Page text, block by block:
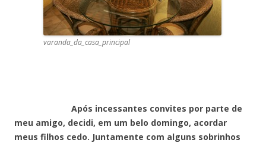
varanda_da_casa_principal
Após incessantes convites por parte de
meu amigo, decidi, em um belo domingo, acordar
meus filhos cedo. Juntamente com alguns sobrinhos